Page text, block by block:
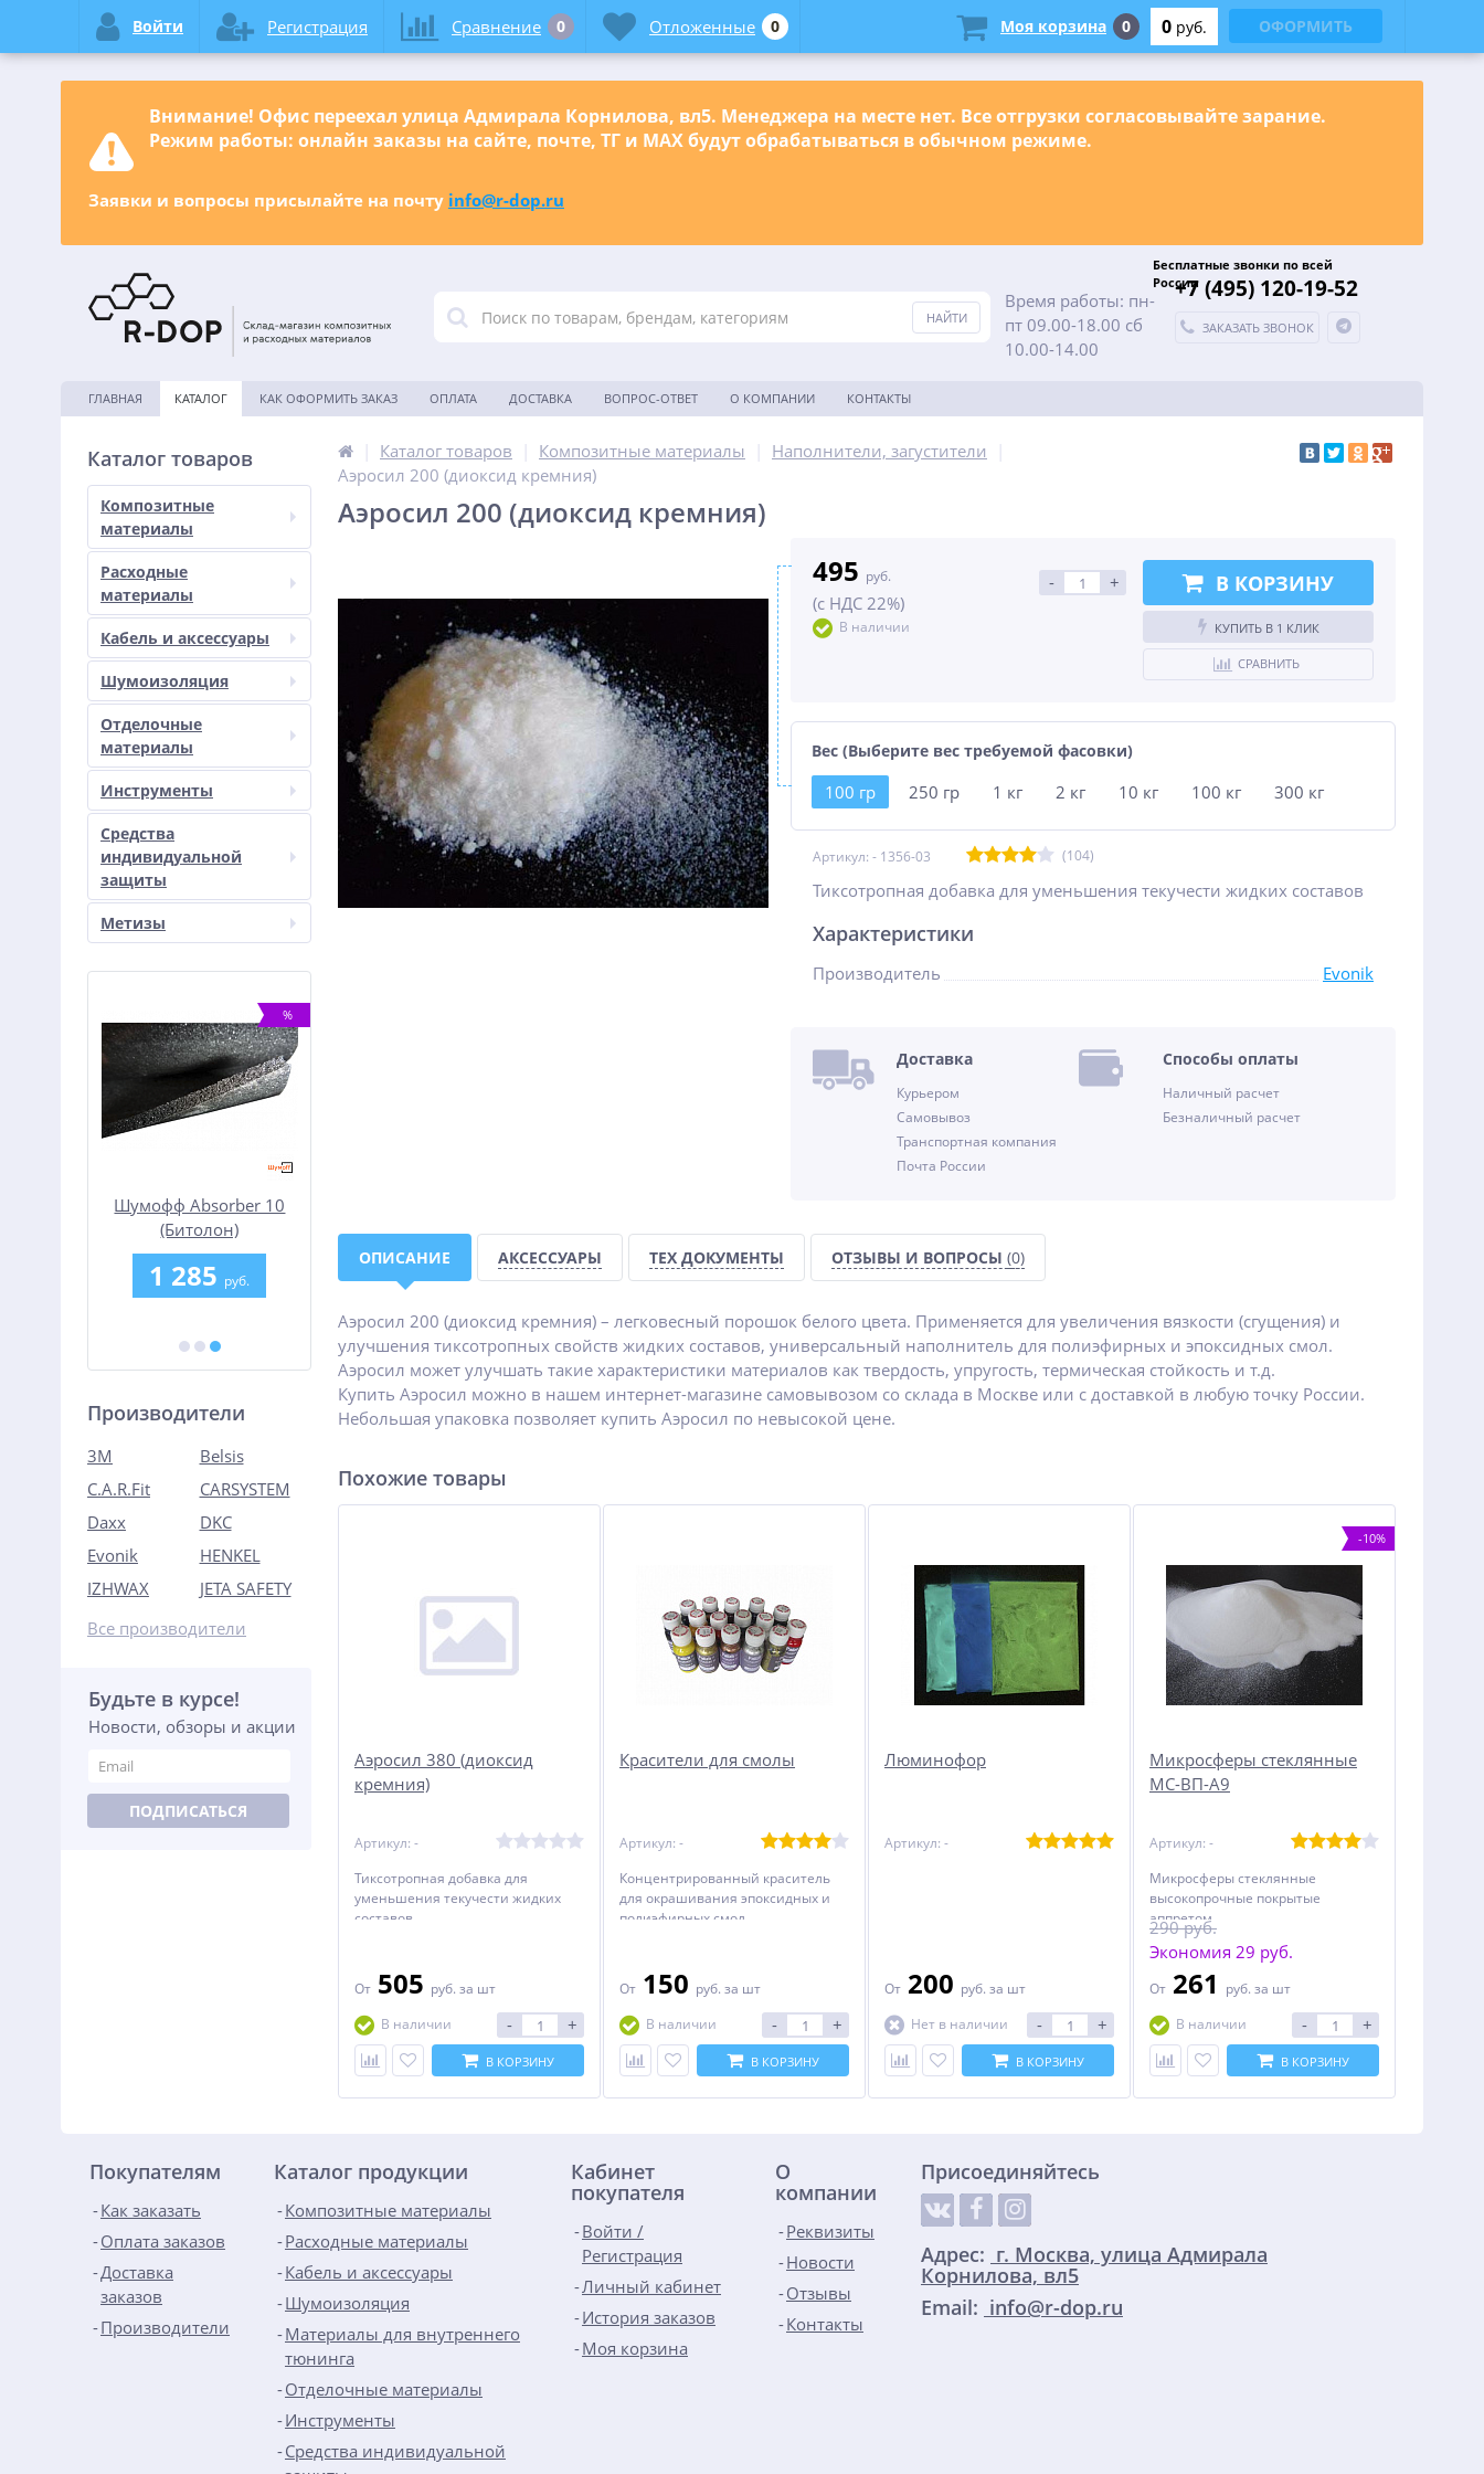
Внимание! Офис переехал улица Адмирала Корнилова, вл5. Менеджера на месте нет. Все отгрузки согласовывайте зарание.
Режим работы: онлайн заказы на сайте, почте, ТГ и МАХ будут обрабатываться в обычном режиме.
Заявки и вопросы присылайте на почту info@r-dop.ru
Время работы: пн-
пт 09.00-18.00 сб
10.00-14.00
Бесплатные звонки по всей
России+7 (495) 120-19-52
ЗАКАЗАТЬ ЗВОНОК
ГЛАВНАЯ КАТАЛОГ КАК ОФОРМИТЬ ЗАКАЗ ОПЛАТА ДОСТАВКА ВОПРОС-ОТВЕТ О КОМПАНИИ КОНТАКТЫ
Каталог товаров
Композитные
материалы
Расходные
материалы
Кабель и аксессуары
Шумоизоляция
Отделочные
материалы
Инструменты
Средства
индивидуальной
защиты
Метизы
%
Шумофф Absorber 10
(Битолон)
1 285 руб.
жидкий воск в
аэрозоли IZHWAX SP
427.50руб.
Производители
3M
Belsis
C.A.R.Fit
CARSYSTEM
Daxx
DKC
Evonik
HENKEL
IZHWAX
JETA SAFETY
Все производители
Будьте в курсе!
Новости, обзоры и акции
ПОДПИСАТЬСЯ
Каталог товаров Композитные материалы Наполнители, загустители
Аэросил 200 (диоксид кремния)
Аэросил 200 (диоксид кремния)
495 руб.
(с НДС 22%)
В наличии
- + В КОРЗИНУ
КУПИТЬ В 1 КЛИК
СРАВНИТЬ
Вес (Выберите вес требуемой фасовки)
100 гр 250 гр 1 кг 2 кг 10 кг 100 кг 300 кг
Артикул: - 1356-03 (104)
Тиксотропная добавка для уменьшения текучести жидких составов
Характеристики
Производитель Evonik
Доставка
Курьером
Самовывоз
Транспортная компания
Почта России
Способы оплаты
Наличный расчет
Безналичный расчет
ОПИСАНИЕ АКСЕССУАРЫ ТЕХ ДОКУМЕНТЫ ОТЗЫВЫ И ВОПРОСЫ (0)
Аэросил 200 (диоксид кремния) – легковесный порошок белого цвета. Применяется для увеличения вязкости (сгущения) и
улучшения тиксотропных свойств жидких составов, универсальный наполнитель для полиэфирных и эпоксидных смол.
Аэросил может улучшать такие характеристики материалов как твердость, упругость, термическая стойкость и т.д.
Купить Аэросил можно в нашем интернет-магазине самовывозом со склада в Москве или с доставкой в любую точку России.
Небольшая упаковка позволяет купить Аэросил по невысокой цене.
Похожие товары
Аэросил 380 (диоксид
кремния)
Артикул: -
Тиксотропная добавка для
уменьшения текучести жидких
составов
От 505 руб. за шт
В наличии
- +
В КОРЗИНУ
Красители для смолы
Артикул: -
Концентрированный краситель
для окрашивания эпоксидных и
полиэфирных смол.
От 150 руб. за шт
В наличии
- +
В КОРЗИНУ
Люминофор
Артикул: -
От 200 руб. за шт
Нет в наличии
- +
В КОРЗИНУ
-10%
Микросферы стеклянные
МС-ВП-А9
Артикул: -
Микросферы стеклянные
высокопрочные покрытые
аппретом
290 руб.
Экономия 29 руб.
От 261 руб. за шт
В наличии
- +
В КОРЗИНУ
Покупателям
Как заказать
Оплата заказов
Доставка
заказов
Производители
Каталог продукции
Композитные материалы
Расходные материалы
Кабель и аксессуары
Шумоизоляция
Материалы для внутреннего
тюнинга
Отделочные материалы
Инструменты
Средства индивидуальной
Кабинет
покупателя
Войти /
Регистрация
Личный кабинет
История заказов
Моя корзина
О
компании
Реквизиты
Новости
Отзывы
Контакты
Присоединяйтесь
Адрес: г. Москва, улица Адмирала
Корнилова, вл5
Email: info@r-dop.ru
Войти Регистрация Сравнение 0 Отложенные 0 Моя корзина 0 0 руб. ОФОРМИТЬ